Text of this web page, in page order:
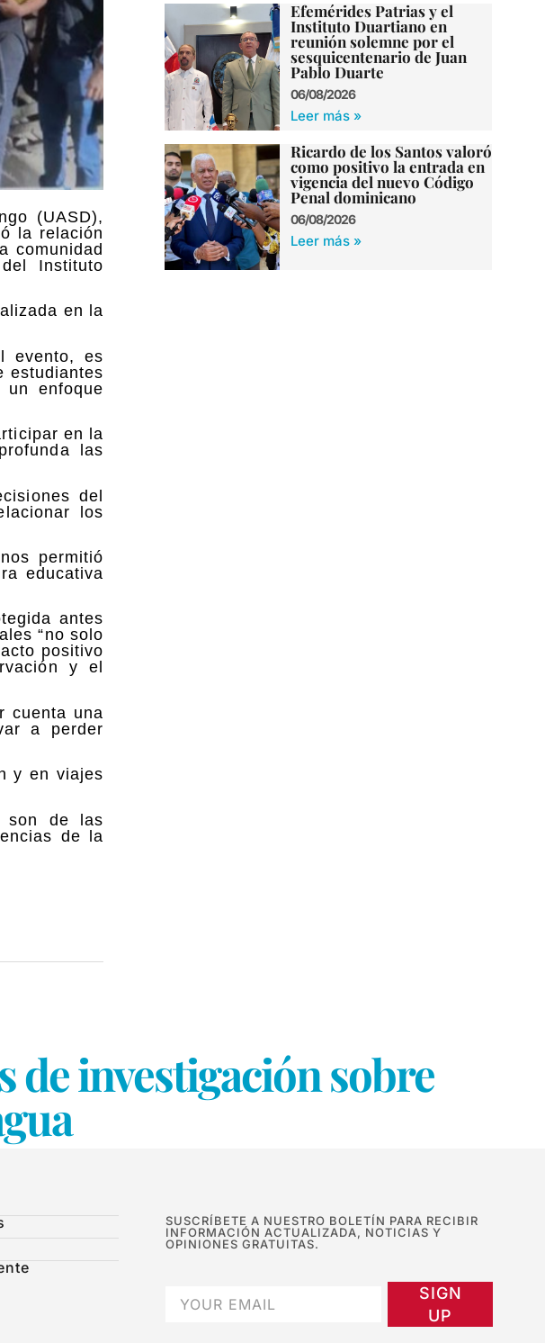
(UASD),
la relación
comunidad
Instituto
en la
evento, es
estudiantes
enfoque
en la
las
del
los
permitió
educativa
antes
“no solo
positivo
y el
cuenta una
a perder
y en viajes
son de las
de la
Efemérides Patrias y el
Instituto Duartiano en
reunión solemne por el
sesquicentenario de Juan
Pablo Duarte
06/08/2026
Leer más »
Ricardo de los Santos valoró
como positivo la entrada en
vigencia del nuevo Código
Penal dominicano
06/08/2026
Leer más »
de investigación sobre
SUSCRÍBETE A NUESTRO BOLETÍN PARA RECIBIR
INFORMACIÓN ACTUALIZADA, NOTICIAS Y
OPINIONES GRATUITAS.
SIGN
UP